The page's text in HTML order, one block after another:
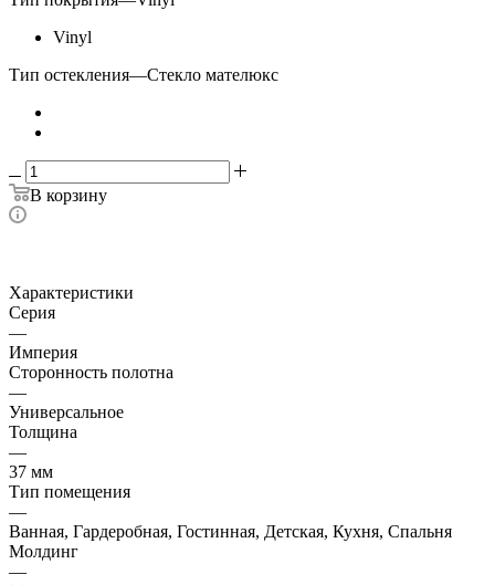
Vinyl
Тип остекления—Стекло мателюкс
В корзину
Характеристики
Серия
—
Империя
Сторонность полотна
—
Универсальное
Толщина
—
37 мм
Тип помещения
—
Ванная, Гардеробная, Гостинная, Детская, Кухня, Спальня
Молдинг
—